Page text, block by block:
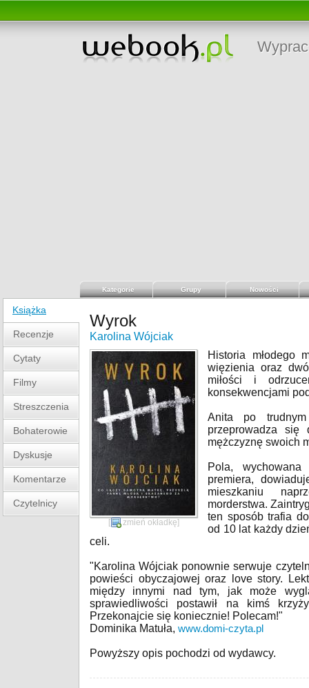
Kategorie Grupy Nowości
Książka
Recenzje
Cytaty
Filmy
Streszczenia
Bohaterowie
Dyskusje
Komentarze
Czytelnicy
Wyrok
Karolina Wójciak
[ zmień okładkę]
Historia młodego
więzienia oraz
miłości i
konsekwencjami
Anita po
przeprowadza się
mężczyznę swoich
Pola,
premiera,
mieszkaniu
morderstwa.
ten sposób trafia
od 10 lat każdy
celi.
"Karolina Wójciak ponownie serwuje
powieści obyczajowej oraz love story.
między innymi nad tym, jak może
sprawiedliwości postawił na kimś
Przekonajcie się koniecznie! Polecam!"
Dominika Matuła, www.domi-czyta.pl
Powyższy opis pochodzi od wydawcy.